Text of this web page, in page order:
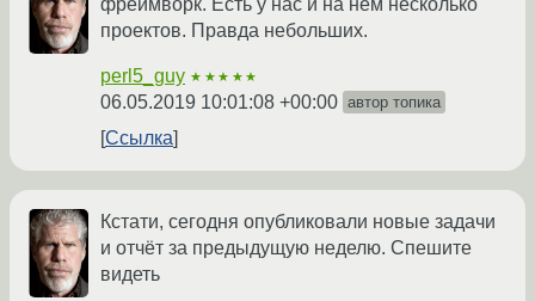
фреймворк. Есть у нас и на нём несколько
проектов. Правда небольших.
perl5_guy ★★★★★
06.05.2019 10:01:08 +00:00 автор топика
Ссылка
Кстати, сегодня опубликовали новые задачи
и отчёт за предыдущую неделю. Спешите
видеть